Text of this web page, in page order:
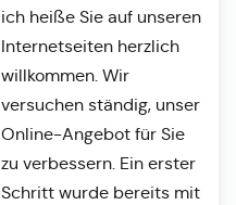
ich heiße Sie auf unseren
Internetseiten herzlich
willkommen. Wir
versuchen ständig, unser
Online-Angebot für Sie
zu verbessern. Ein erster
Schritt wurde bereits mit